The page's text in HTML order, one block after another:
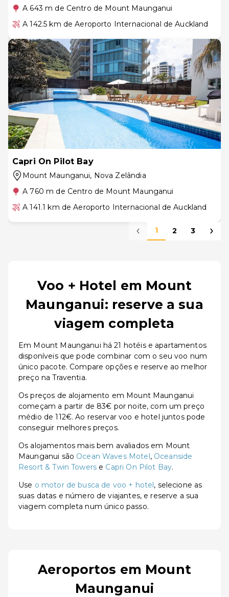
A 643 m de Centro de Mount Maunganui
A 142.5 km de Aeroporto Internacional de Auckland
Capri On Pilot Bay
Mount Maunganui, Nova Zelândia
A 760 m de Centro de Mount Maunganui
A 141.1 km de Aeroporto Internacional de Auckland
1 2 3
Voo + Hotel em Mount
Maunganui: reserve a sua
viagem completa
Em Mount Maunganui há 21 hotéis e apartamentos
disponíveis que pode combinar com o seu voo num
único pacote. Compare opções e reserve ao melhor
preço na Traventia.
Os preços de alojamento em Mount Maunganui
começam a partir de 83€ por noite, com um preço
médio de 112€. Ao reservar voo e hotel juntos pode
conseguir melhores preços.
Os alojamentos mais bem avaliados em Mount
Maunganui são Ocean Waves Motel, Oceanside
Resort & Twin Towers e Capri On Pilot Bay.
Use o motor de busca de voo + hotel, selecione as
suas datas e número de viajantes, e reserve a sua
viagem completa num único passo.
Aeroportos em Mount
Maunganui